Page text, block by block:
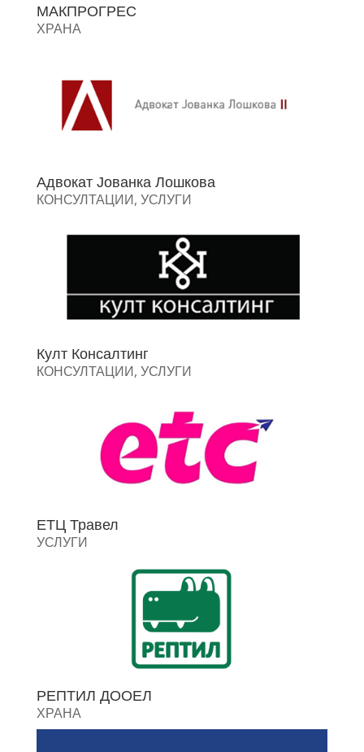
МАКПРОГРЕС
ХРАНА
Адвокат Јованка Лошкова
КОНСУЛТАЦИИ, УСЛУГИ
Култ Консалтинг
КОНСУЛТАЦИИ, УСЛУГИ
ЕТЦ Травел
УСЛУГИ
РЕПТИЛ ДООЕЛ
ХРАНА